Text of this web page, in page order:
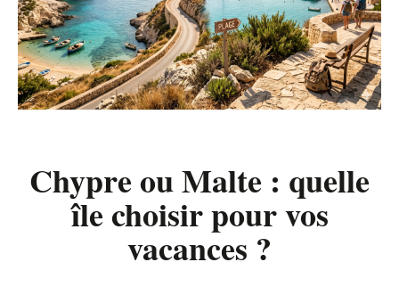
Chypre ou Malte : quelle
île choisir pour vos
vacances ?